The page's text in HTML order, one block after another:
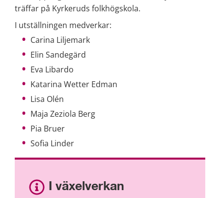
träffar på Kyrkeruds folkhögskola.
I utställningen medverkar:
Carina Liljemark
Elin Sandegärd
Eva Libardo
Katarina Wetter Edman
Lisa Olén
Maja Zeziola Berg
Pia Bruer
Sofia Linder
I växelverkan